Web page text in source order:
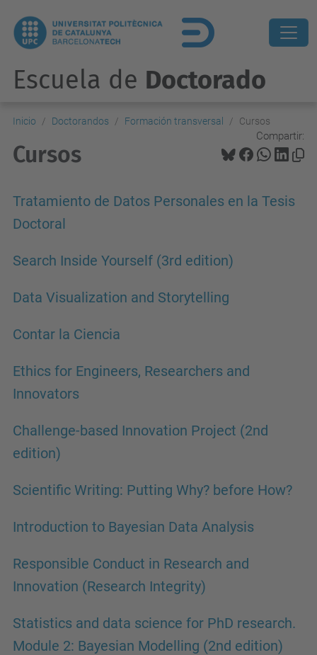
Escuela de Doctorado
Inicio Doctorandos Formación transversal Cursos
Compartir:
Cursos
Tratamiento de Datos Personales en la Tesis
Doctoral
Search Inside Yourself (3rd edition)
Data Visualization and Storytelling
Contar la Ciencia
Ethics for Engineers, Researchers and
Innovators
Challenge-based Innovation Project (2nd
edition)
Scientific Writing: Putting Why? before How?
Introduction to Bayesian Data Analysis
Responsible Conduct in Research and
Innovation (Research Integrity)
Statistics and data science for PhD research.
Module 2: Bayesian Modelling (2nd edition)